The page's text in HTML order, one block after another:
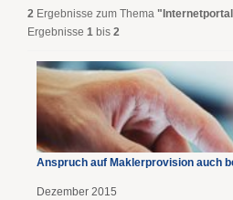
2 Ergebnisse zum Thema
Ergebnisse 1 bis 2
Anspruch auf Maklerprovision auch
Dezember 2015